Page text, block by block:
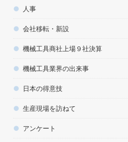
人事
会社移転・新設
機械工具商社上場９社決算
機械工具業界の出来事
日本の得意技
生産現場を訪ねて
アンケート